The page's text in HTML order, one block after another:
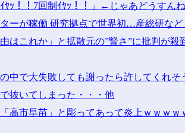
ﾔｯ！！7回制ｲﾔｯ！！」←じゃあどうすん
ーが稼働 研究拠点で世界初…産総研など
はこれか」と拡散元の”賢さ”に批判が
中で大失敗しても謝ったら許してくれ
抜いてしまった・・・他
高市早苗」と彫ってあって炎上ｗｗｗｗ